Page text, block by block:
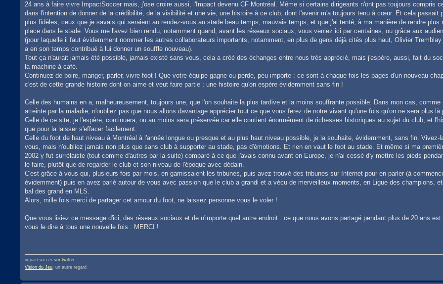
24 ans à faire vivre ImpactSoccer mais, j'ose croire aussi, l'Impact devenu CF Montréal. Même si certains dirigeants n'ont pas toujours compris
dans l'intention de donner de la crédibilité, de la visibilité et une vie, une histoire à ce club, dont l'avenir m'a toujours tenu à cœur. Et cela passait
plus fidèles, ceux que je savais qui seraient au rendez-vous au stade beau temps, mauvais temps, et que j'ai tenté, à ma manière de rendre plus
place dans le stade. Vous me l'avez bien rendu, notamment quand, avant les réseaux sociaux, vous veniez ici par centaines, ou grâce aux
(pour laquelle il faut évidemment nommer les autres collaborateurs importants, notamment, en plus de gens déjà cités plus haut, Olivier
a en son temps contribué à lui donner un souffle nouveau).
Tout ça n'aurait jamais été possible, jamais existé sans vous, cela a créé des échanges entre nous très apprécié, mais j'espère, aussi, fait du
la machine à café.
Continuez de boire, manger, parler, vivre foot ! Que votre équipe gagne ou perde, peu importe : ce sont à chaque fois les pages d'un nouveau
c'est de cette grande histoire dont on aime et veut faire partie ; une histoire qu'on espère évidemment sans fin !
Celle des humains en a, malheureusement, toujours une, que l'on souhaite la plus tardive et la moins souffrante possible. Dans mon cas, comme
atteinte par la maladie, n'oubliez pas que nous allons davantage apprécier tout ce que vous ferez de notre vivant qu'une fois qu'on ne sera plus là
Celle de ce site, je l'espère, continuera, ou au moins sera préservée car elle contient énormément de richesses historiques au sujet du club, et
que pour la laisser s'effacer facilement.
Celle du foot de haut niveau à Montréal à l'année longue ou presque et au plus haut niveau possible, je la souhaite, évidemment, sans fin.
vous, mais n'oubliez jamais non plus que sans club à supporter au stade, pas d'émotions. Et rien en vaut le foot au stade. Et même si ma
2002 y fut surrélaiste (tout comme d'autres par la suite) comparé à ce que j'avais connu avant en Europe, je n'ai cessé d'y mettre les pieds
le faire, plutôt que de regarder le club et son niveau de l'époque avec dédain.
C'est grâce à vous qui, plusieurs fois par mois, en garnissaient les tribunes, puis avez trouvé des tribunes sur Internet pour en parler (à
évidemment) puis en avez parlé autour de vous avec passion que le club a grandi et a vécu de merveilleux moments, en Ligue des champions,
bal des grand en MLS.
Alors, mille fois merci de partager cet amour du foot, ne laissez personne vous le voler !
Que vous lisiez ce message d'ici, des réseaux sociaux et de n'importe quel autre endroit : ce que nous avons partagé pendant plus de 20 ans
vous le dire à tous une nouvelle fois : MERCI !
impactsoccersur twitter
Vision du Jeu , un autre regard